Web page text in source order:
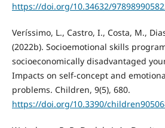
https://doi.org/10.34632/
Veríssimo, L., Castro, I., Costa, M.,
(2022b). Socioemotional skills
socioeconomically disadvantaged
Impacts on self-concept and
problems. Children, 9(5), 680.
https://doi.org/10.3390/